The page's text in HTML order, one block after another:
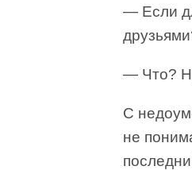
— Если
— Что?
С
не